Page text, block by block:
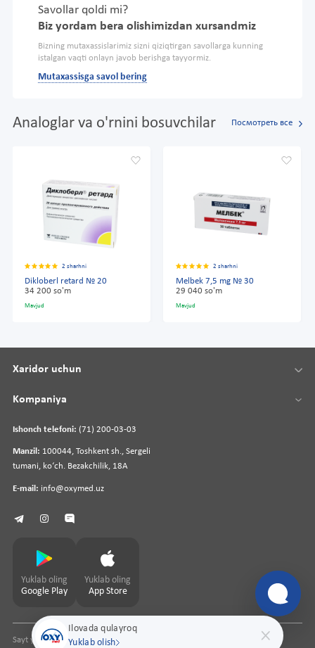
Savollar qoldi mi?
Biz yordam bera olishimizdan xursandmiz
Bizning mutaxassislarimiz sizni qiziqtirgan savollarga kunning
istalgan vaqti onlayn javob berishga tayyormiz.
Mutaxassisga savol bering
Analoglar va o'rnini bosuvchilar Посмотреть все
2 sharhni
Dikloberl retard № 20
34 200 so'm
Mavjud
2 sharhni
Melbek 7,5 mg № 30
29 040 so'm
Mavjud
Ilovada qulayroq
Yuklab olish
Ishonch telefoni: (71) 200-03-03
Manzil: 100044, Toshkent sh., Sergeli
tumani, koʻch. Bezakchilik, 18A
E-mail: info@oxymed.uz
Xaridor uchun
Kompaniya
Yuklab oling
Google Play
Yuklab oling
App Store
Sayt yaratuvchipharmit.uz